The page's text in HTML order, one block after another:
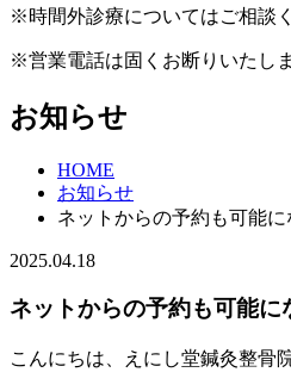
※時間外診療についてはご相談
※営業電話は固くお断りいたしま
お知らせ
HOME
お知らせ
ネットからの予約も可能に
2025.04.18
ネットからの予約も可能に
こんにちは、えにし堂鍼灸整骨